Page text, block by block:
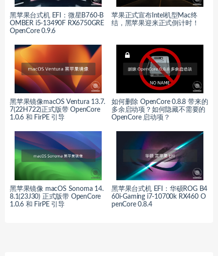
黑苹果台式机 EFI：微星B760-B
OMBER i5-13490F RX6750GRE
OpenCore 0.9.6
苹果正式宣布Intel机型Mac终
结，黑苹果迎来正式倒计时！
黑苹果镜像macOS Ventura 13.7.
7(22H722)正式版带 OpenCore
1.0.6 和 FirPE 引导
如何删除 OpenCore 0.8.8 带来的
多余启动项？如何隐藏不需要的
OpenCore 启动项？
黑苹果镜像 macOS Sonoma 14.
8.1(23J30) 正式版带 OpenCore
1.0.6 和 FirPE 引导
黑苹果台式机 EFI：华硕ROG B4
60i-Gaming i7-10700k RX460 O
penCore 0.8.4